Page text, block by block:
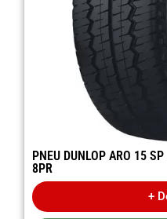
PNEU DUNLOP ARO 15
8PR
+